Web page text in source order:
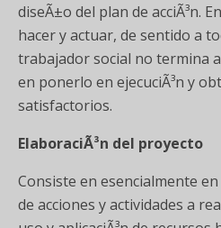
diseÃ±o del plan de acciÃ³n.
hacer y actuar, de sentido a
trabajador social no termina
en ponerlo en ejecuciÃ³n y
satisfactorios.
ElaboraciÃ³n del proyecto
Consiste en esencialmente
de acciones y actividades a